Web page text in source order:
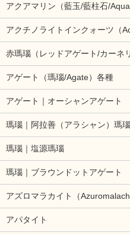
アクアマリン（藍玉/藍柱石/
アクチノライトインクォーツ（
赤瑪瑙（レッドアゲート/カーネ
アゲート（瑪瑙/Agate）各種
アゲート｜オーシャンアゲート
瑪瑙｜阿拉善（アラシャン）瑪瑙
瑪瑙｜塩源瑪瑙
瑪瑙｜ブラウンドットアゲート
アズロマラカイト（
アパタイト